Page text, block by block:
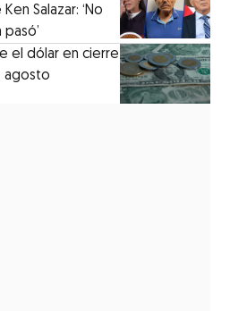
Salazar: ‘No
el dólar en cierre
agosto